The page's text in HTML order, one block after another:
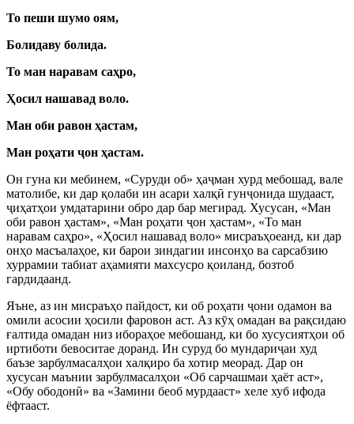
То пеши шумо оям,
Болидаву болида.
То ман наравам саҳро,
Ҳосил нашавад воло.
Ман оби равон ҳастам,
Ман роҳати ҷон ҳастам.
Он гуна ки мебинем, «Суруди об» ҳаҷман хурд мебошад, вале
матолибе, ки дар қолаби ин асари халқӣ гунҷонида шудааст,
ҷиҳатҳои умдатарини обро дар бар мегирад. Хусусан, «Ман
оби равон ҳастам», «Ман роҳати ҷон ҳастам», «То ман
наравам саҳро», «Ҳосил нашавад воло» мисраъҳоеанд, ки дар
онҳо масъалаҳое, ки барои зиндагии инсонҳо ва сарсабзию
хуррамии табиат аҳамияти махсусро қоиланд, бозтоб
гардидаанд.
Яъне, аз ин мисраъҳо пайдост, ки об роҳати ҷони одамон ва
омили асосии ҳосили фаровон аст. Аз кӯҳ омадан ва рақсидаю
ғалтида омадан низ ибораҳое мебошанд, ки бо хусусиятҳои об
иртиботи бевоситае доранд. Ин суруд бо мундариҷаи худ
баъзе зарбулмасалҳои халқиро ба хотир меорад. Дар он
хусусан маънии зарбулмасалҳои «Об сарчашмаи ҳаёт аст»,
«Обу ободонӣ» ва «Замини беоб мурдааст» хеле хуб ифода
ёфтааст.